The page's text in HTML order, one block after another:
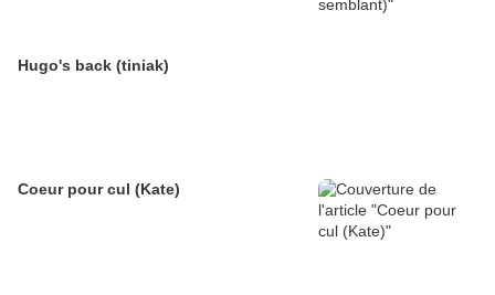
Hugo's back (tiniak)
Coeur pour cul (Kate)